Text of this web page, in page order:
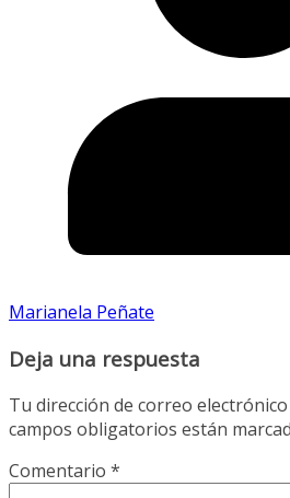
Marianela Peñate
Deja una respuesta
Tu dirección de correo
campos obligatorios están
Comentario *